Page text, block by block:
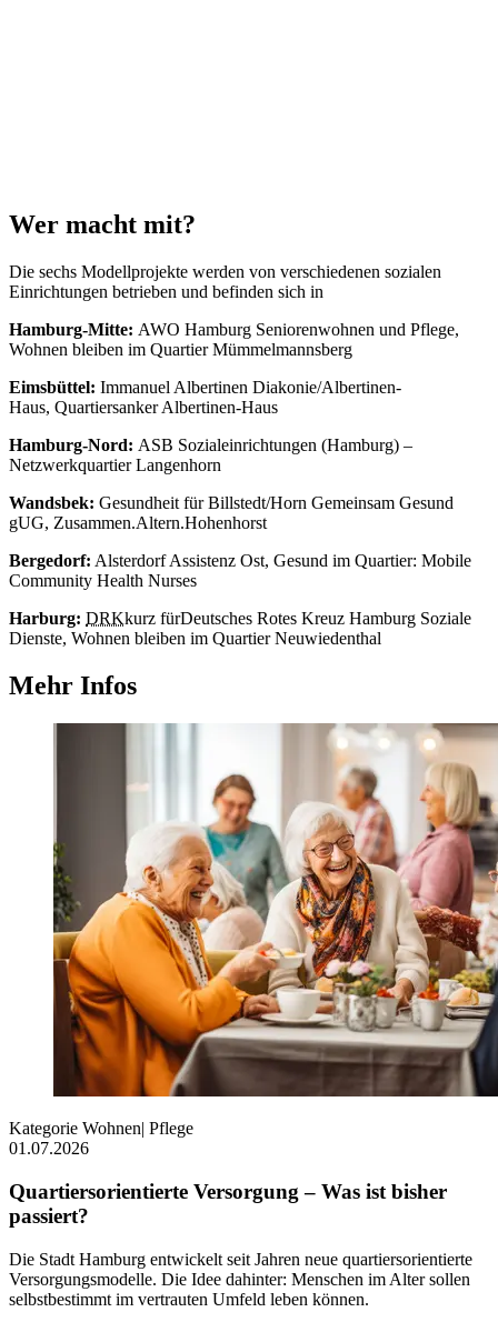
Wer macht mit?
Die sechs Modellprojekte werden von verschiedenen sozialen
Einrichtungen betrieben und befinden sich in
Hamburg-Mitte: AWO Hamburg Seniorenwohnen und Pflege,
Wohnen bleiben im Quartier Mümmelmannsberg
Eimsbüttel: Immanuel Albertinen Diakonie/Albertinen-
Haus, Quartiersanker Albertinen-Haus
Hamburg-Nord: ASB Sozialeinrichtungen (Hamburg) –
Netzwerkquartier Langenhorn
Wandsbek: Gesundheit für Billstedt/Horn Gemeinsam Gesund
gUG, Zusammen.Altern.Hohenhorst
Bergedorf: Alsterdorf Assistenz Ost, Gesund im Quartier: Mobile
Community Health Nurses
Harburg: DRKkurz fürDeutsches Rotes Kreuz Hamburg Soziale
Dienste, Wohnen bleiben im Quartier Neuwiedenthal
Mehr Infos
Kategorie Wohnen| Pflege
01.07.2026
Quartiersorientierte Versorgung – Was ist bisher
passiert?
Die Stadt Hamburg entwickelt seit Jahren neue quartiersorientierte
Versorgungsmodelle. Die Idee dahinter: Menschen im Alter sollen
selbstbestimmt im vertrauten Umfeld leben können.